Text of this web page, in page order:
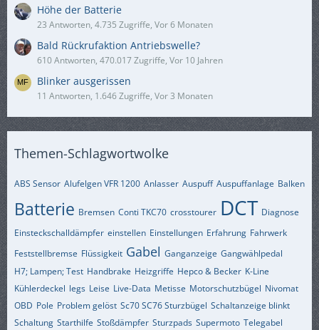
Höhe der Batterie
23 Antworten, 4.735 Zugriffe, Vor 6 Monaten
Bald Rückrufaktion Antriebswelle?
610 Antworten, 470.017 Zugriffe, Vor 10 Jahren
Blinker ausgerissen
11 Antworten, 1.646 Zugriffe, Vor 3 Monaten
Themen-Schlagwortwolke
ABS Sensor Alufelgen VFR 1200 Anlasser Auspuff Auspuffanlage Balken
Batterie Bremsen Conti TKC70 crosstourer DCT Diagnose
Einsteckschalldämpfer einstellen Einstellungen Erfahrung Fahrwerk
Feststellbremse Flüssigkeit Gabel Ganganzeige Gangwählpedal
H7; Lampen; Test Handbrake Heizgriffe Hepco & Becker K-Line
Kühlerdeckel legs Leise Live-Data Metisse Motorschutzbügel Nivomat
OBD Pole Problem gelöst Sc70 SC76 Sturzbügel Schaltanzeige blinkt
Schaltung Starthilfe Stoßdämpfer Sturzpads Supermoto Telegabel